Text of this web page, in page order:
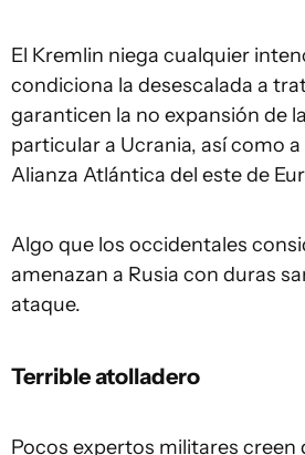
El Kremlin niega cualquier
condiciona la desescalada a
garanticen la no expansión de
particular a Ucrania, así como
Alianza Atlántica del este de
Algo que los occidentales
amenazan a Rusia con duras
ataque.
Terrible atolladero
Pocos expertos militares creen